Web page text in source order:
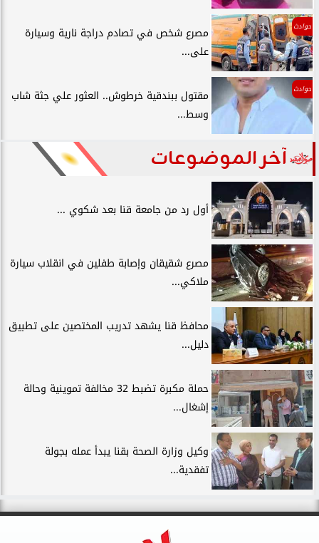
حوادث
مصرع شخص في تصادم دراجة نارية وسيارة
على...
حوادث
مقتول ببندقية خرطوش.. العثور علي جثة شاب
وسط...
آخر الموضوعات
أول رد من جامعة قنا بعد شكوي ...
مصرع شقيقان وإصابة طفلين في انقلاب سيارة
ملاكي...
محافظ قنا يشهد تدريب المختصين على تطبيق
دليل...
حملة مكبرة تضبط 32 مخالفة تموينية وحالة
إشغال...
وكيل وزارة الصحة بقنا يبدأ عمله بجولة
تفقدية...